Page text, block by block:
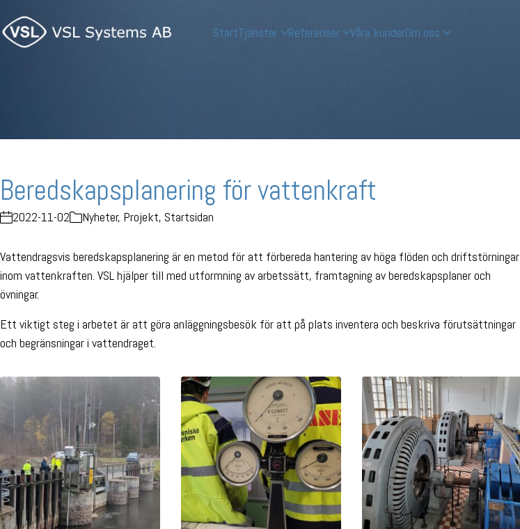
StartTjänster Referenser Våra kunderOm oss
Beredskapsplanering för vattenkraft
2022-11-02 Nyheter, Projekt, Startsidan
Vattendragsvis beredskapsplanering är en metod för att förbereda hantering av höga flöden och driftstörningar
inom vattenkraften. VSL hjälper till med utformning av arbetssätt, framtagning av beredskapsplaner och
övningar.
Ett viktigt steg i arbetet är att göra anläggningsbesök för att på plats inventera och beskriva förutsättningar
och begränsningar i vattendraget.